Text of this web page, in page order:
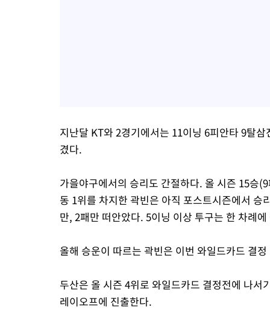
지난달 KT와 2경기에서는 11이닝 6피안타 9탈
겼다.
가을야구에서의 승리도 간절하다. 올 시즌 15승
동 1위를 차지한 곽빈은 아직 포스트시즌에서
만, 2패만 떠안았다. 5이닝 이상 투구는 한 차례
올해 승운이 따르는 곽빈은 이번 와일드카드 결
두산은 올 시즌 4위로 와일드카드 결정전에 나
레이오프에 진출한다.